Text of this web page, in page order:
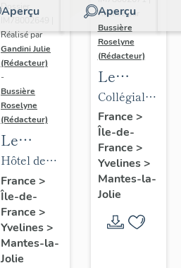
Aperçu
Dossier
IM78002649 |
Réalisé par
Gandini Julie
(Rédacteur)
-
Bussière
Roselyne
(Rédacteur)
Le
mobilier
de l'hôtel
de ville
Hôtel de
ville
France >
Île-de-
France >
Yvelines>
Mantes-la-
Jolie
Aperçu
Réalisé par
Bussière
Roselyne
(Rédacteur)
Le
mobilier
de la
collégiale
Collégiale
Notre-
Dame
France >
Île-de-
France >
Yvelines>
Mantes-la-
Jolie